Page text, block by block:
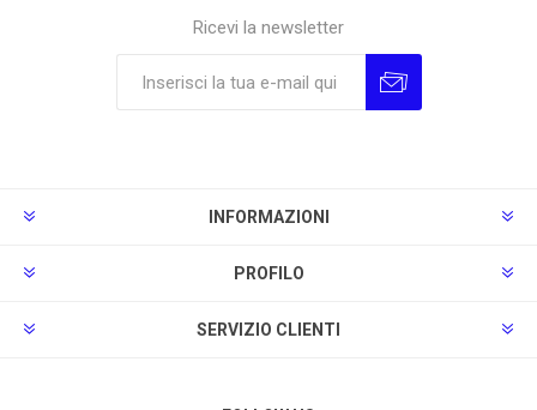
Ricevi la newsletter
INFORMAZIONI
PROFILO
SERVIZIO CLIENTI